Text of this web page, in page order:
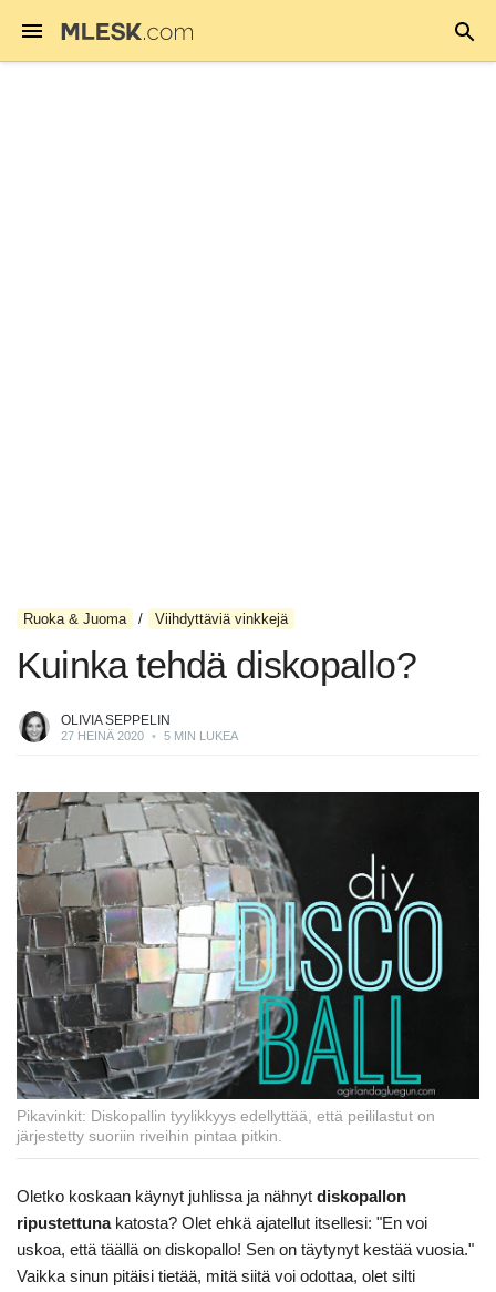
Ruoka & Juoma Viihdyttäviä vinkkejä
Kuinka tehdä diskopallo?
OLIVIA SEPPELIN
27 HEINÄ 2020 • 5 MIN LUKEA
Pikavinkit: Diskopallin tyylikkyys edellyttää, että peililastut on
järjestetty suoriin riveihin pintaa pitkin.
Oletko koskaan käynyt juhlissa ja nähnyt diskopallon
ripustettunakatosta? Olet ehkä ajatellut itsellesi: "En voi
uskoa, että täällä on diskopallo! Sen on täytynyt kestää vuosia."
Vaikka sinun pitäisi tietää, mitä siitä voi odottaa, olet silti